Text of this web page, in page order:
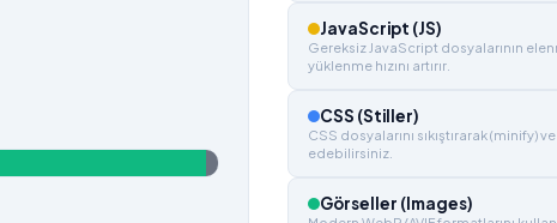
JavaScript (JS)
Gereksiz JavaScript dosyalarının
yüklenme hızını artırır.
CSS (Stiller)
CSS dosyalarını sıkıştırarak (minify)
edebilirsiniz.
Görseller (Images)